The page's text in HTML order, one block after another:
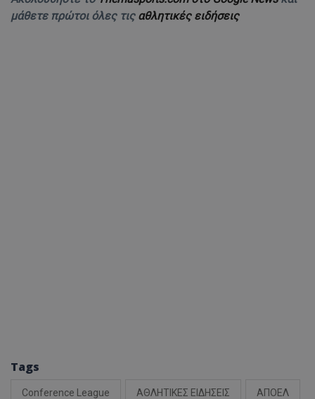
μάθετε πρώτοι όλες τις αθλητικές ειδήσεις
Tags
Conference League ΑΘΛΗΤΙΚΕΣ ΕΙΔΗΣΕΙΣ ΑΠΟΕΛ